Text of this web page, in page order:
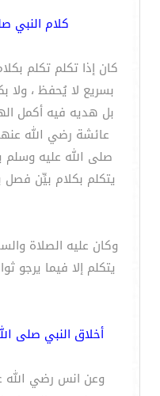
كلام النبي
كان إذا تكلم تكلم
بسريع لا يُحفظ ، ولا
بل هديه فيه أكمل
عائشة رضي الله
صلى الله عليه
يتكلم بكلام بيِّن
وكان عليه الصلاة
يتكلم إلا فيما يرجو
أخلاق النبي صلى
وعن انس رضي الله